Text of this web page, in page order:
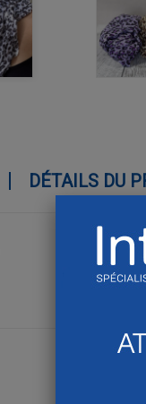
DÉTAILS DU